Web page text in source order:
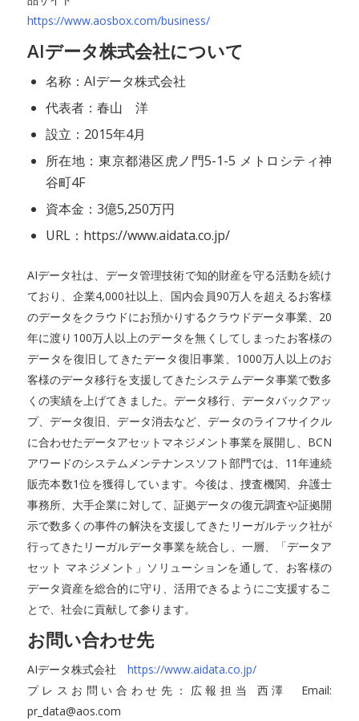
https://www.aosbox.com/business/
AIデータ株式会社について
名称：AIデータ株式会社
代表者：春山 洋
設立：2015年4月
所在地：東京都港区虎ノ門5-1-5 メトロシティ神
谷町4F
資本金：3億5,250万円
URL：https://www.aidata.co.jp/
AIデータ社は、データ管理技術で知的財産を守る活動を続け
ており、企業4,000社以上、国内会員90万人を超えるお客様
のデータをクラウドにお預かりするクラウドデータ事業、20
年に渡り100万人以上のデータを無くしてしまったお客様の
データを復旧してきたデータ復旧事業、1000万人以上のお
客様のデータ移行を支援してきたシステムデータ事業で数多
くの実績を上げてきました。データ移行、データバックアッ
プ、データ復旧、データ消去など、データのライフサイクル
に合わせたデータアセットマネジメント事業を展開し、BCN
アワードのシステムメンテナンスソフト部門では、11年連続
販売本数1位を獲得しています。今後は、捜査機関、弁護士
事務所、大手企業に対して、証拠データの復元調査や証拠開
示で数多くの事件の解決を支援してきたリーガルテック社が
行ってきたリーガルデータ事業を統合し、一層、「データア
セット マネジメント」ソリューションを通して、お客様の
データ資産を総合的に守り、活用できるようにご支援するこ
とで、社会に貢献して参ります。
お問い合わせ先
AIデータ株式会社 https://www.aidata.co.jp/
プレスお問い合わせ先：広報担当 西澤 Email:
pr_data@aos.com